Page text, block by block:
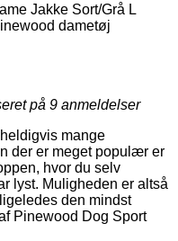
Jakke Sort/Grå L
dametøj
på 9 anmeldelser
mange
der er meget populær er
hvor du selv
lyst. Muligheden er altså
den mindst
Pinewood Dog Sport